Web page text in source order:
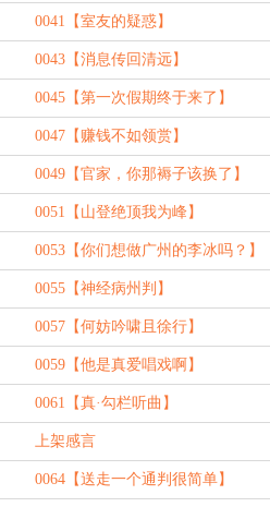
0041【室友的疑惑】
0043【消息传回清远】
0045【第一次假期终于来了】
0047【赚钱不如领赏】
0049【官家，你那褥子该换了】
0051【山登绝顶我为峰】
0053【你们想做广州的李冰吗？】
0055【神经病州判】
0057【何妨吟啸且徐行】
0059【他是真爱唱戏啊】
0061【真·勾栏听曲】
上架感言
0064【送走一个通判很简单】